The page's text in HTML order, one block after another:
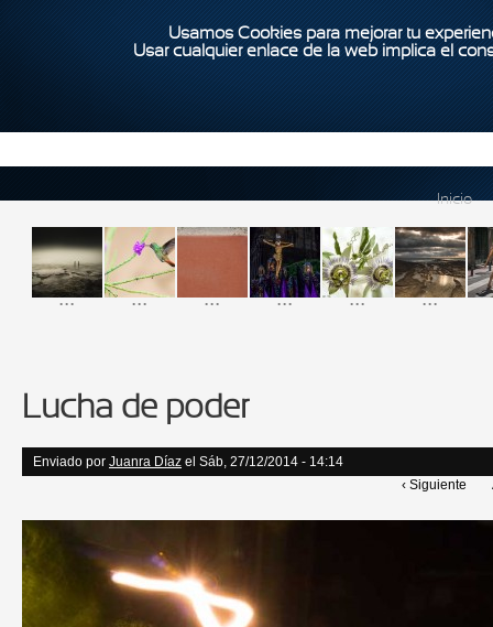
Usamos Cookies para mejorar tu
Usar cualquier enlace de la web implica el
Inicio
... ... ... ... ... ...
Lucha de poder
Enviado por Juanra Díaz el Sáb, 27/12/2014 - 14:14
‹ Siguiente